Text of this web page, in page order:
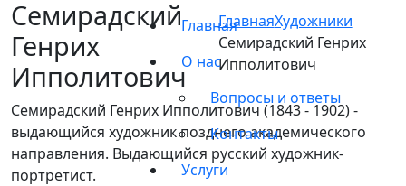
Главная
О нас
Вопросы и ответы
Контакты
Услуги
Семирадский
Генрих
Ипполитович
ГлавнаяХудожники
Семирадский Генрих
Ипполитович
Семирадский Генрих Ипполитович (1843 - 1902) -
выдающийся художник позднего академического
направления. Выдающийся русский художник-
портретист.